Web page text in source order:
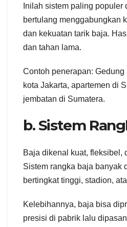
Inilah sistem paling populer
bertulang menggabungkan
dan kekuatan tarik baja.
dan tahan lama.
Contoh penerapan:
kota Jakarta, apartemen di
jembatan di Sumatera.
b. Sistem
Baja dikenal kuat, fleksibel,
Sistem rangka baja banyak
bertingkat tinggi, stadion,
Kelebihannya, baja bisa
presisi di pabrik lalu